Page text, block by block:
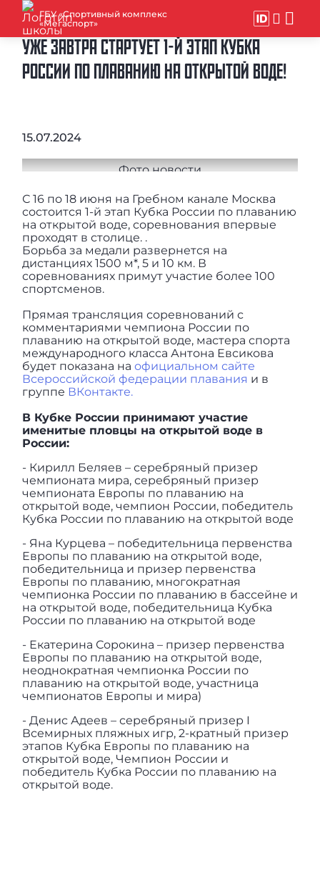
ГБУ «Спортивный комплекс
«Мегаспорт»
УЖЕ ЗАВТРА СТАРТУЕТ 1-Й ЭТАП КУБКА
РОССИИ ПО ПЛАВАНИЮ НА ОТКРЫТОЙ ВОДЕ!
15.07.2024
С 16 по 18 июня на Гребном канале Москва
состоится 1-й этап Кубка России по плаванию
на открытой воде, соревнования впервые
проходят в столице. .
Борьба за медали развернется на
дистанциях 1500 м*, 5 и 10 км. В
соревнованиях примут участие более 100
спортсменов.
Прямая трансляция соревнований с
комментариями чемпиона России по
плаванию на открытой воде, мастера спорта
международного класса Антона Евсикова
будет показана на официальном сайте
Всероссийской федерации плавания и в
группе ВКонтакте.
В Кубке России принимают участие
именитые пловцы на открытой воде в
России:
- Кирилл Беляев – серебряный призер
чемпионата мира, серебряный призер
чемпионата Европы по плаванию на
открытой воде, чемпион России, победитель
Кубка России по плаванию на открытой воде
- Яна Курцева – победительница первенства
Европы по плаванию на открытой воде,
победительница и призер первенства
Европы по плаванию, многократная
чемпионка России по плаванию в бассейне и
на открытой воде, победительница Кубка
России по плаванию на открытой воде
- Екатерина Сорокина – призер первенства
Европы по плаванию на открытой воде,
неоднократная чемпионка России по
плаванию на открытой воде, участница
чемпионатов Европы и мира)
- Денис Адеев – серебряный призер I
Всемирных пляжных игр, 2-кратный призер
этапов Кубка Европы по плаванию на
открытой воде, Чемпион России и
победитель Кубка России по плаванию на
открытой воде.